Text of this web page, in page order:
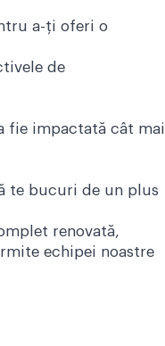
a-ți oferi o
de
fie impactată cât mai
te bucuri de un plus
renovată,
echipei noastre